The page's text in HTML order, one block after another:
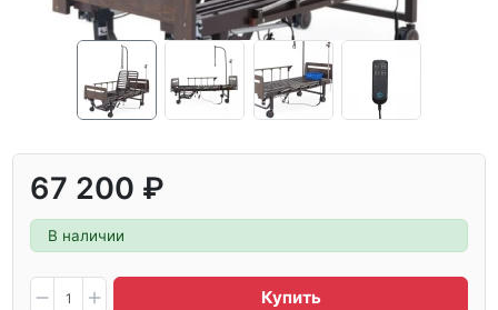
67 200 ₽
В наличии
Купить